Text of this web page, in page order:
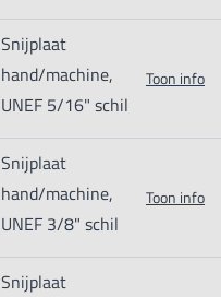
Snijplaat
hand/machine,
UNEF 5/16" schil
Toon info
Snijplaat
hand/machine,
UNEF 3/8" schil
Toon info
Snijplaat